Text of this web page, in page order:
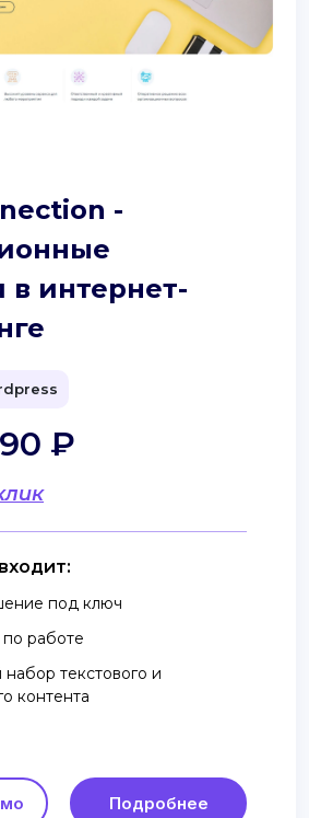
-
интернет-
₽
под ключ
работе
текстового и
контента
Подробнее